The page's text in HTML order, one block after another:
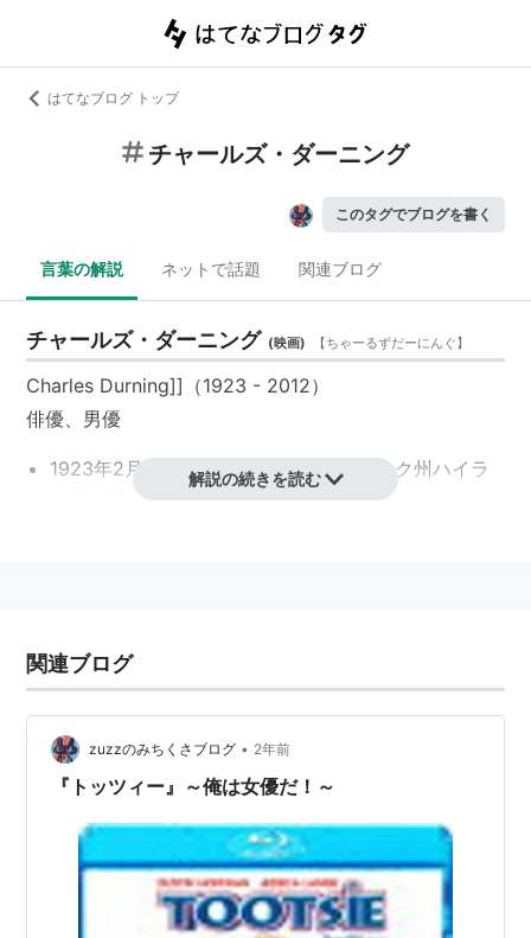
はてなブログ トップ
チャールズ・ダーニング
このタグでブログを書く
言葉の解説 ネットで話題 関連ブログ
チャールズ・ダーニング (映画) 【ちゃーるずだーにんぐ】
Charles Durning]]（1923 - 2012）
俳優、男優
1923年2月28日、アメリカ／ニューヨーク州ハイラ
ンド・フォールズ生まれ
アメリカの俳優。名脇役。
The 7th ザ・セブンス （2007）<未> 出演
名探偵モンク4（2006-2007）＜TV＞ ゲスト出演
ジーザス、メアリー＆ジョーイ 恋の福音（2006）
出演
レスキュー・ミー 〜NYの英雄たち（シーズン3）
（2006）＜TV＞ ゲスト出演
解説の続きを読む
関連ブログ
zuzzのみちくさブログ • 2年前
『トッツィー』～俺は女優だ！～